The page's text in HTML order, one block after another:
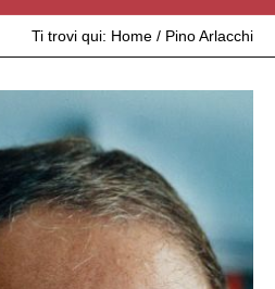
Ti trovi qui: Home / Pino Arlacchi